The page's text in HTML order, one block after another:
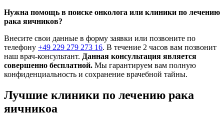
Нужна помощь в поиске онколога или клиники по лечению
рака яичников?
Внесите свои данные в форму заявки или позвоните по
телефону +49 229 279 273 16. В течение 2 часов вам позвонит
наш врач-консультант. Данная консультация является
совершенно бесплатной. Мы гарантируем вам полную
конфиденциальность и сохранение врачебной тайны.
Лучшие клиники по лечению рака
яичникоа